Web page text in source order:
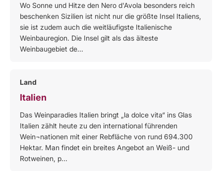
Wo Sonne und Hitze den Nero d'Avola besonders reich
beschenken Sizilien ist nicht nur die größte Insel Italiens,
sie ist zudem auch die weitläufigste Italienische
Weinbauregion. Die Insel gilt als das älteste
Weinbaugebiet de...
Land
Italien
Das Weinparadies Italien bringt „la dolce vita“ ins Glas
Italien zählt heute zu den international führenden
Wein¬nationen mit einer Rebfläche von rund 694.300
Hektar. Man findet ein breites Angebot an Weiß- und
Rotweinen, p...